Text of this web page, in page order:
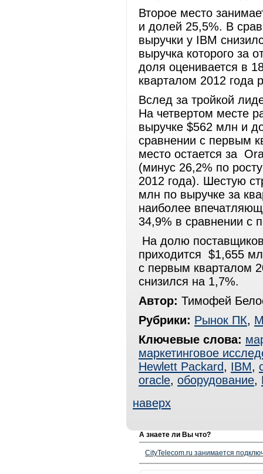
Второе место
и долей 25,5%. В
выручки у IBM
выручка которого за
доля оценивается в
кварталом 2012 года
Вслед за тройкой
На четвертом месте
выручке $562 млн и
сравнении с первым
место остается за
(минус 26,2% по
2012 года). Шестую
млн по выручке за
наиболее
34,9% в сравнении
На долю
приходится $1,655
с первым кварталом
снизился на 1,7%.
Автор: Тимофей
Рубрики: Рынок ПК,
Ключевые слова:
маркетинговое
Hewlett Packard, IBM,
oracle, оборудование,
наверх
А знаете ли Вы что?
CityTelecom.ru занимается